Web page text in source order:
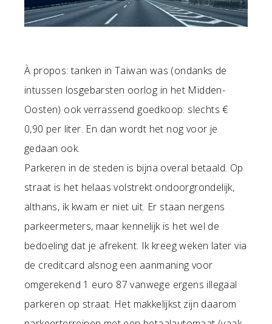
À propos: tanken in Taiwan was (ondanks de
intussen losgebarsten oorlog in het Midden-
Oosten) ook verrassend goedkoop: slechts €
0,90 per liter. En dan wordt het nog voor je
gedaan ook.
Parkeren in de steden is bijna overal betaald. Op
straat is het helaas volstrekt ondoorgrondelijk,
althans, ik kwam er niet uit. Er staan nergens
parkeermeters, maar kennelijk is het wel de
bedoeling dat je afrekent. Ik kreeg weken later via
de creditcard alsnog een aanmaning voor
omgerekend 1 euro 87 vanwege ergens illegaal
parkeren op straat. Het makkelijkst zijn daarom